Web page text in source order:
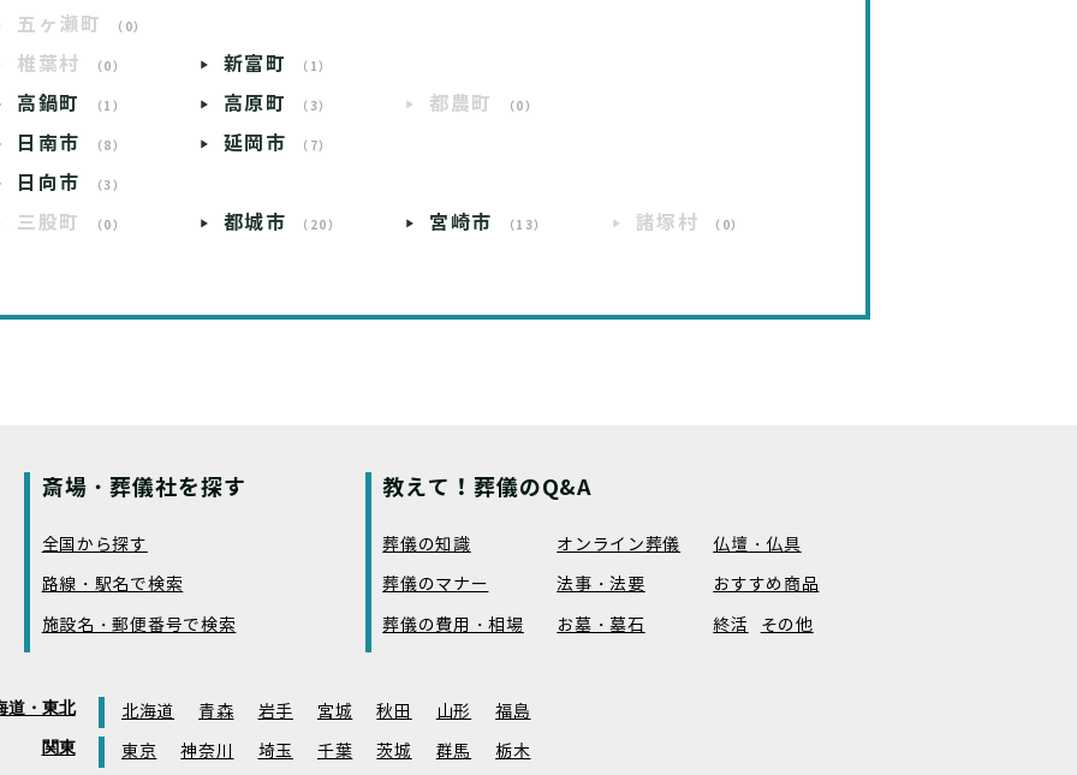
五ヶ瀬町 （0）
椎葉村 （0） 新富町 （1）
高鍋町 （1） 高原町 （3） 都農町 （0）
日南市 （8） 延岡市 （7）
日向市 （3）
三股町 （0） 都城市 （20） 宮崎市 （13） 諸塚村 （0）
斎場・葬儀社を探す
全国から探す
路線・駅名で検索
施設名・郵便番号で検索
教えて！葬儀のQ&A
葬儀の知識 オンライン葬儀
仏壇・仏具
葬儀のマナー
法事・法要
おすすめ商品
葬儀の費用・相場
お墓・墓石 終活 その他
道・東北 北海道 青森 岩手 宮城 秋田 山形 福島
関東 東京 神奈川 埼玉 千葉 茨城 群馬 栃木